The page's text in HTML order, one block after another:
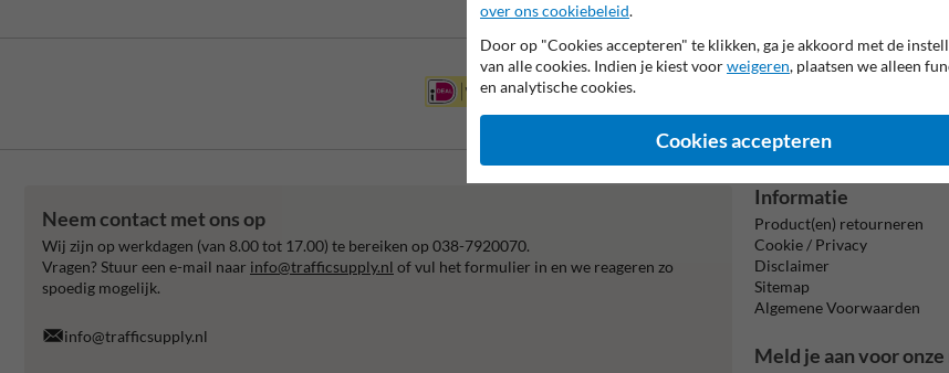
Neem contact met ons op
Wij zijn op werkdagen (van 8.00 tot 17.00) te bereiken op 038-7920070.
Vragen? Stuur een e-mail naar info@trafficsupply.nl of vul het formulier in en we reageren zo
spoedig mogelijk.
info@trafficsupply.nl
Informatie
Product(en) retourneren
Cookie / Privacy
Disclaimer
Sitemap
Algemene Voorwaarden
Meld je aan voor
over ons cookiebeleid.
Door op "Cookies accepteren" te klikken, ga je akkoord met de
van alle cookies. Indien je kiest voorweigeren, plaatsen we alleen
en analytische cookies.
Cookies accepteren